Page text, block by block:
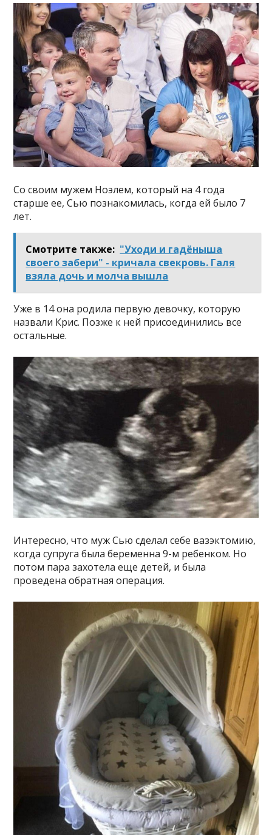
Со своим мужем Ноэлем, который на 4 года
старше ее, Сью познакомилась, когда ей было 7
лет.
Смотрите также: "Уходи и гадёныша
своего забери" - кричала свекровь. Галя
взяла дочь и молча вышла
Уже в 14 она родила первую девочку, которую
назвали Крис. Позже к ней присоединились все
остальные.
Интересно, что муж Сью сделал себе вазэктомию,
когда супруга была беременна 9-м ребенком. Но
потом пара захотела еще детей, и была
проведена обратная операция.